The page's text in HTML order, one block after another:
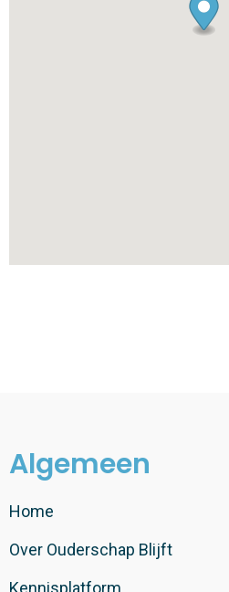
Algemeen
Home
Over Ouderschap Blijft